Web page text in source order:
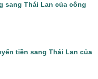
sang Thái Lan của công
tiền sang Thái Lan của